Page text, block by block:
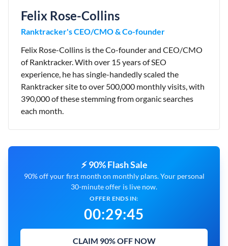
Felix Rose-Collins
Ranktracker's CEO/CMO & Co-founder
Felix Rose-Collins is the Co-founder and CEO/CMO
of Ranktracker. With over 15 years of SEO
experience, he has single-handedly scaled the
Ranktracker site to over 500,000 monthly visits, with
390,000 of these stemming from organic searches
each month.
⚡ 90% Flash Sale
90% off your first month on monthly plans. Your personal
30-minute offer is live now.
OFFER ENDS IN:
00:29:44
CLAIM 90% OFF NOW